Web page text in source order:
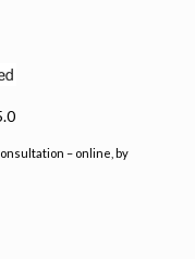
– online, by